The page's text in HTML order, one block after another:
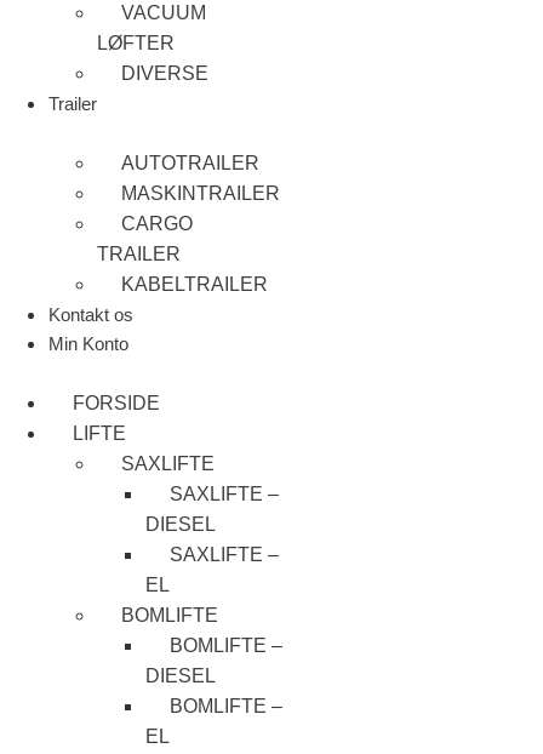
VACUUM
LØFTER
DIVERSE
Trailer
AUTOTRAILER
MASKINTRAILER
CARGO
TRAILER
KABELTRAILER
Kontakt os
Min Konto
FORSIDE
LIFTE
SAXLIFTE
SAXLIFTE –
DIESEL
SAXLIFTE –
EL
BOMLIFTE
BOMLIFTE –
DIESEL
BOMLIFTE –
EL